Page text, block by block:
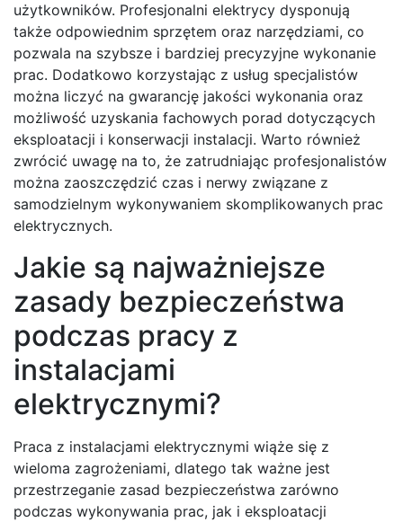
użytkowników. Profesjonalni elektrycy dysponują
także odpowiednim sprzętem oraz narzędziami, co
pozwala na szybsze i bardziej precyzyjne wykonanie
prac. Dodatkowo korzystając z usług specjalistów
można liczyć na gwarancję jakości wykonania oraz
możliwość uzyskania fachowych porad dotyczących
eksploatacji i konserwacji instalacji. Warto również
zwrócić uwagę na to, że zatrudniając profesjonalistów
można zaoszczędzić czas i nerwy związane z
samodzielnym wykonywaniem skomplikowanych prac
elektrycznych.
Jakie są najważniejsze
zasady bezpieczeństwa
podczas pracy z
instalacjami
elektrycznymi?
Praca z instalacjami elektrycznymi wiąże się z
wieloma zagrożeniami, dlatego tak ważne jest
przestrzeganie zasad bezpieczeństwa zarówno
podczas wykonywania prac, jak i eksploatacji